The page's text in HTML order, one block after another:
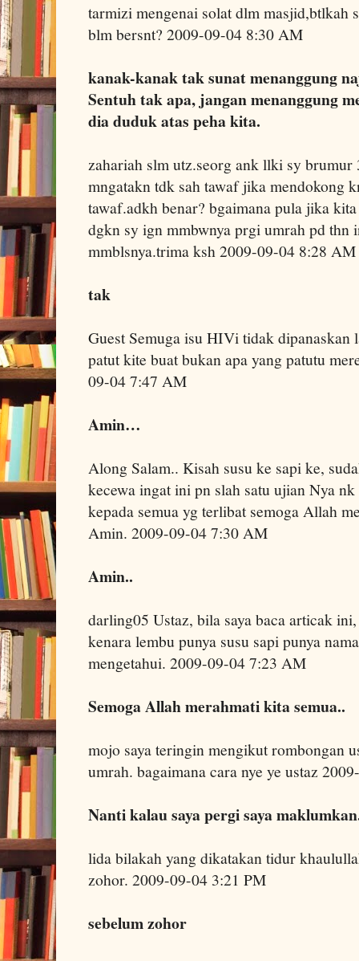
tarmizi mengenai solat dlm masjid,btlkah
blm bersnt? 2009-09-04 8:30 AM
kanak-kanak tak sunat menanggung
Sentuh tak apa, jangan menanggung
dia duduk atas peha kita.
zahariah slm utz.seorg ank llki sy brumur
mngatakn tdk sah tawaf jika mendokong
tawaf.adkh benar? bgaimana pula jika
dgkn sy ign mmbwnya prgi umrah pd thn
mmblsnya.trima ksh 2009-09-04 8:28 AM
tak
Guest Semuga isu HIVi tidak dipanaskan
patut kite buat bukan apa yang patutu
09-04 7:47 AM
Amin…
Along Salam.. Kisah susu ke sapi ke,
kecewa ingat ini pn slah satu ujian Nya
kepada semua yg terlibat semoga Allah
Amin. 2009-09-04 7:30 AM
Amin..
darling05 Ustaz, bila saya baca articak
kenara lembu punya susu sapi punya
mengetahui. 2009-09-04 7:23 AM
Semoga Allah merahmati kita semua..
mojo saya teringin mengikut rombongan
umrah. bagaimana cara nye ye ustaz
Nanti kalau saya pergi saya
lida bilakah yang dikatakan tidur
zohor. 2009-09-04 3:21 PM
sebelum zohor